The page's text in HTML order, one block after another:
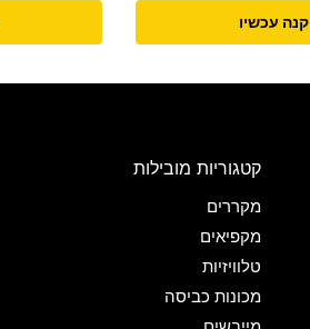
קנה עכשיו
קטגוריות מובילות
מקררים
מקפיאים
טלוויזיות
מכונות כביסה